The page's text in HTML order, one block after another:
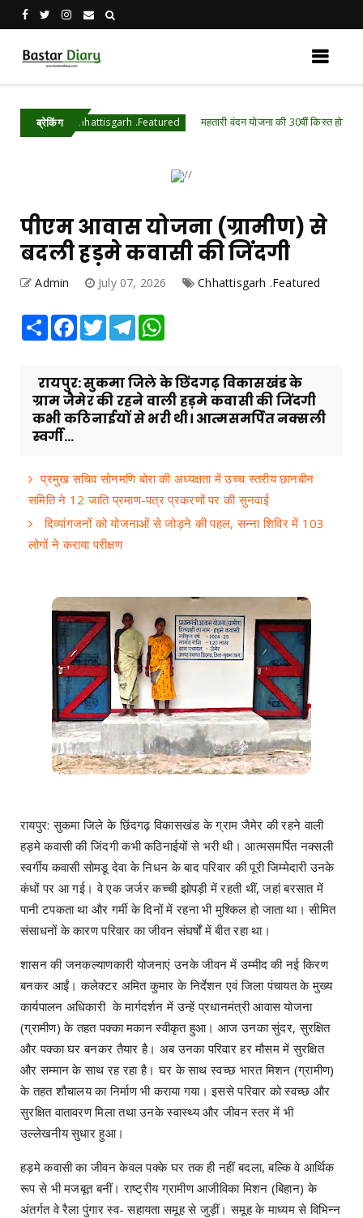
ब्रेकिंग
Chhattisgarh .Featured महतारी वंदन योजना की 30वीं किस्त होगी जारी, ऐसे
पीएम आवास योजना (ग्रामीण) से
बदली हड़मे कवासी की जिंदगी
Admin July 07, 2026 Chhattisgarh .Featured
Share Facebook
TwitterTelegram
रायपुर: सुकमा जिले के छिंदगढ़ विकासखंड के
ग्राम जैमेर की रहने वाली हड़मे कवासी की जिंदगी
कभी कठिनाईयों से भरी थी। आत्मसमर्पित नक्सली
स्वर्गी...
प्रमुख सचिव सोनमणि बोरा की अध्यक्षता में उच्च स्तरीय छानबीन
समिति ने 12 जाति प्रमाण-पत्र प्रकरणों पर की सुनवाई
दिव्यांगजनों को योजनाओं से जोड़ने की पहल, सन्ना शिविर में 103
लोगों ने कराया परीक्षण
रायपुर: सुकमा जिले के छिंदगढ़ विकासखंड के ग्राम जैमेर की रहने वाली
हड़मे कवासी की जिंदगी कभी कठिनाईयों से भरी थी। आत्मसमर्पित नक्सली
स्वर्गीय कवासी सोमडू देवा के निधन के बाद परिवार की पूरी जिम्मेदारी उनके
कंधों पर आ गई। वे एक जर्जर कच्ची झोपड़ी में रहती थीं, जहां बरसात में
पानी टपकता था और गर्मी के दिनों में रहना भी मुश्किल हो जाता था। सीमित
संसाधनों के कारण परिवार का जीवन संघर्षों में बीत रहा था।
शासन की जनकल्याणकारी योजनाएं उनके जीवन में उम्मीद की नई किरण
बनकर आईं। कलेक्टर अमित कुमार के निर्देशन एवं जिला पंचायत के मुख्य
कार्यपालन अधिकारी के मार्गदर्शन में उन्हें प्रधानमंत्री आवास योजना
(ग्रामीण) के तहत पक्का मकान स्वीकृत हुआ। आज उनका सुंदर, सुरक्षित
और पक्का घर बनकर तैयार है। अब उनका परिवार हर मौसम में सुरक्षित
और सम्मान के साथ रह रहा है। घर के साथ स्वच्छ भारत मिशन (ग्रामीण)
के तहत शौचालय का निर्माण भी कराया गया। इससे परिवार को स्वच्छ और
सुरक्षित वातावरण मिला तथा उनके स्वास्थ्य और जीवन स्तर में भी
उल्लेखनीय सुधार हुआ।
हड़मे कवासी का जीवन केवल पक्के घर तक ही नहीं बदला, बल्कि वे आर्थिक
रूप से भी मजबूत बनीं। राष्ट्रीय ग्रामीण आजीविका मिशन (बिहान) के
अंतर्गत वे रैला पुंगार स्व- सहायता समूह से जुड़ीं। समूह के माध्यम से विभिन्न